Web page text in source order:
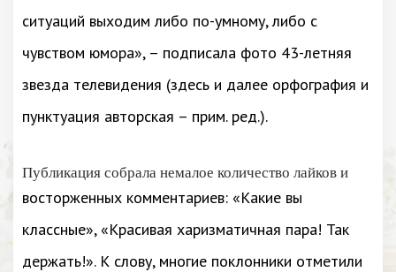
ситуаций выходим либо по-умному, либо с
чувством юмора», – подписала фото 43-летняя
звезда телевидения (здесь и далее орфография и
пунктуация авторская – прим. ред.).
Публикация собрала немалое количество лайков и
восторженных комментариев: «Какие вы
классные», «Красивая харизматичная пара! Так
держать!». К слову, многие поклонники отметили